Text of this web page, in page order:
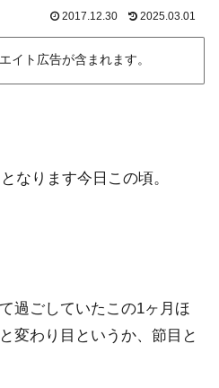
2017.12.30 2025.03.01
イト広告が含まれます。
なります今日この頃。
過ごしていたこの1ヶ月ほ
変わり目というか、節目と